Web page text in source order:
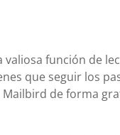
valiosa función de
que seguir los
de forma